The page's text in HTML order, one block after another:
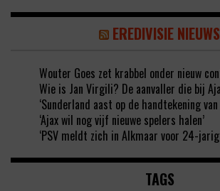
EREDIVISIE NIEUWS
Wouter Goes zet krabbel onder nieuw
Wie is Jan Virgili? De aanvaller die bij
‘Sunderland aast op de handtekening van
‘Ajax wil nog vijf nieuwe spelers halen’
‘PSV meldt zich in Alkmaar voor 24-
TAGS